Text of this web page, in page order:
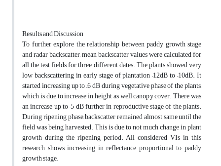
Results and Discussion
To further explore the relationship between paddy growth stage
and radar backscatter, mean backscatter values were calculated for
all the test fields for three different dates. The plants showed very
low backscattering in early stage of plantation –12dB to –10dB. It
started increasing up to –6 dB during vegetative phase of the plants,
which is due to increase in height as well canopy cover. There was
an increase up to –5 dB further in reproductive stage of the plants.
During ripening phase, backscatter remained almost same until the
field was being harvested. This is due to not much change in plant
growth during the ripening period. All considered VIs in this
research shows increasing in reflectance proportional to paddy
growth stage.